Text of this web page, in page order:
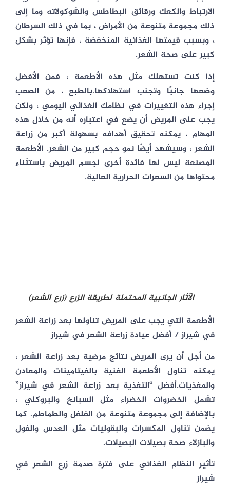
الارتباط والكعك ورقائق البطاطس والشوكولاته وما إلى
ذلك مجموعة متنوعة من الأمراض ، بما في ذلك السرطان
، وبسبب قيمتها الغذائية المنخفضة ، فإنها تؤثر بشكل
كبير على صحة الشعر.
إذا كنت تستهلك مثل هذه الأطعمة ، فمن الأفضل
وضعها جانبًا وتجنب استهلاكها.بالطبع ، من الصعب
إجراء هذه التغييرات في نظامك الغذائي اليومي ، ولكن
يجب على المريض أن يضع في اعتباره أنه من خلال هذه
المهام ، يمكنه تحقيق أهدافه بسهولة أكبر من زراعة
الشعر ، وسيشهد أيضًا نمو حجم كبير من الشعر. الأطعمة
المصنعة ليس لها فائدة أخرى لجسم المريض باستثناء
محتواها من السعرات الحرارية العالية.
الآثار الجانبية المحتملة لطريقة الزرع (زرع الشعر)
الأطعمة التي يجب على المريض تناولها بعد زراعة الشعر
في شيراز / أفضل عيادة زراعة الشعر في شيراز
من أجل أن يرى المريض نتائج مرضية بعد زراعة الشعر ،
يمكنه تناول الأطعمة الغنية بالفيتامينات والمعادن
والمغذيات.أفضل “التغذية بعد زراعة الشعر في شيراز”
تشمل الخضروات الخضراء مثل السبانخ والبروكلي ،
بالإضافة إلى مجموعة متنوعة من الفلفل والطماطم. كما
يضمن تناول المكسرات والبقوليات مثل العدس والفول
والبازلاء صحة بصيلات البصيلات.
تأثير النظام الغذائي على فترة صدمة زرع الشعر في
شيراز